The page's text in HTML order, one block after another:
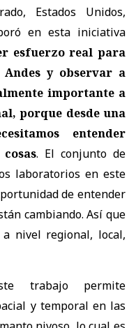
Estados Unidos,
en esta iniciativa
esfuerzo real para
y observar a
importante a
porque desde una
entender
. El conjunto de
laboratorios en este
de entender
cambiando. Así que
nivel regional, local,
trabajo permite
y temporal en las